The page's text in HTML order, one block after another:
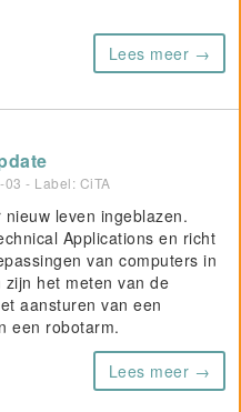
Lees meer →
03 - Label: CiTA
leven ingeblazen.
Applications en richt
van computers in
het meten van de
aansturen van een
een robotarm.
Lees meer →